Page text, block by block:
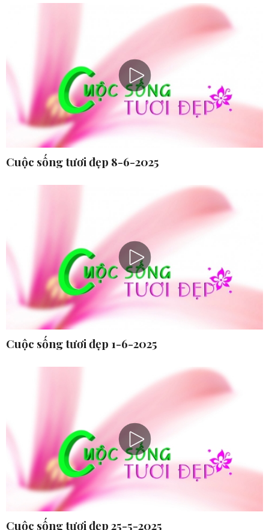
Cuộc sống tươi đẹp 8-6-2025
Cuộc sống tươi đẹp 1-6-2025
Cuộc sống tươi đẹp 25-5-2025